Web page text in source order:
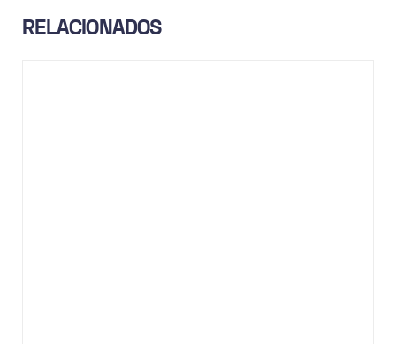
RELACIONADOS